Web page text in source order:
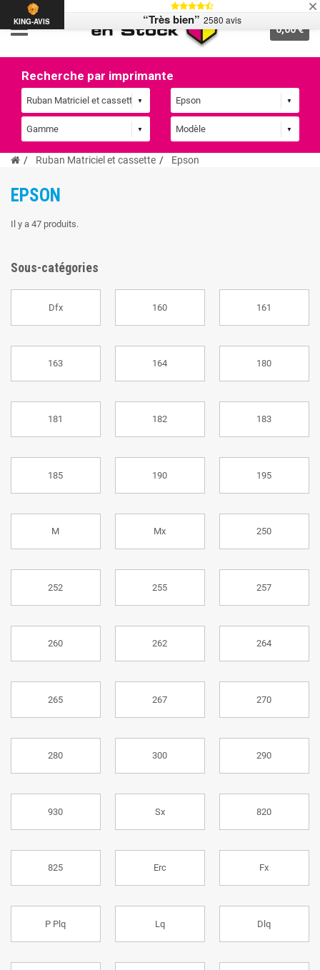
0,00 €
Recherche par imprimante
Ruban Matriciel et cassette Epson
EPSON
Il y a 47 produits.
Sous-catégories
Dfx 160 161
163 164 180
181 182 183
185 190 195
M Mx 250
252 255 257
260 262 264
265 267 270
280 300 290
930 Sx 820
825 Erc Fx
P Plq Lq Dlq
KING-AVIS “Très bien” 2580 avis